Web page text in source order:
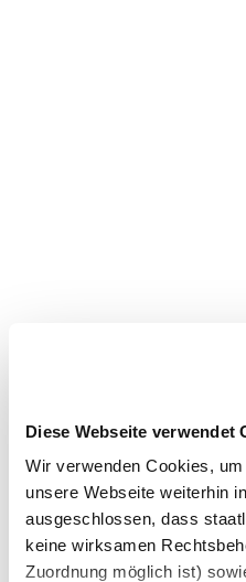
Diese Webseite verwendet
Wir verwenden Cookies,
unsere Webseite weiterhin
ausgeschlossen, dass
keine wirksamen
Zuordnung möglich ist)